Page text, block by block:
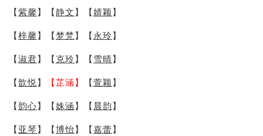
【紫馨 】【静文 】【婧颖 】
【梓馨 】【梦梵 】【 永玲】
【淑君】【 克玲】【 雪晴】
【歆悦】 【芷涵】 【萱颖 】
【韵心】【姝涵 】【 晨韵 】
【 亚琴 】【博怡】【嘉蕾】